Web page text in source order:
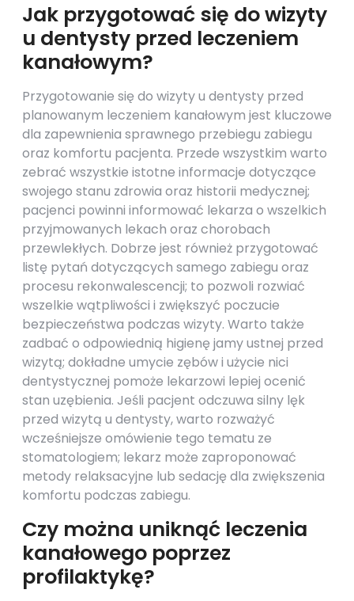
Jak przygotować się do wizyty
u dentysty przed leczeniem
kanałowym?
Przygotowanie się do wizyty u dentysty przed
planowanym leczeniem kanałowym jest kluczowe
dla zapewnienia sprawnego przebiegu zabiegu
oraz komfortu pacjenta. Przede wszystkim warto
zebrać wszystkie istotne informacje dotyczące
swojego stanu zdrowia oraz historii medycznej;
pacjenci powinni informować lekarza o wszelkich
przyjmowanych lekach oraz chorobach
przewlekłych. Dobrze jest również przygotować
listę pytań dotyczących samego zabiegu oraz
procesu rekonwalescencji; to pozwoli rozwiać
wszelkie wątpliwości i zwiększyć poczucie
bezpieczeństwa podczas wizyty. Warto także
zadbać o odpowiednią higienę jamy ustnej przed
wizytą; dokładne umycie zębów i użycie nici
dentystycznej pomoże lekarzowi lepiej ocenić
stan uzębienia. Jeśli pacjent odczuwa silny lęk
przed wizytą u dentysty, warto rozważyć
wcześniejsze omówienie tego tematu ze
stomatologiem; lekarz może zaproponować
metody relaksacyjne lub sedację dla zwiększenia
komfortu podczas zabiegu.
Czy można uniknąć leczenia
kanałowego poprzez
profilaktykę?